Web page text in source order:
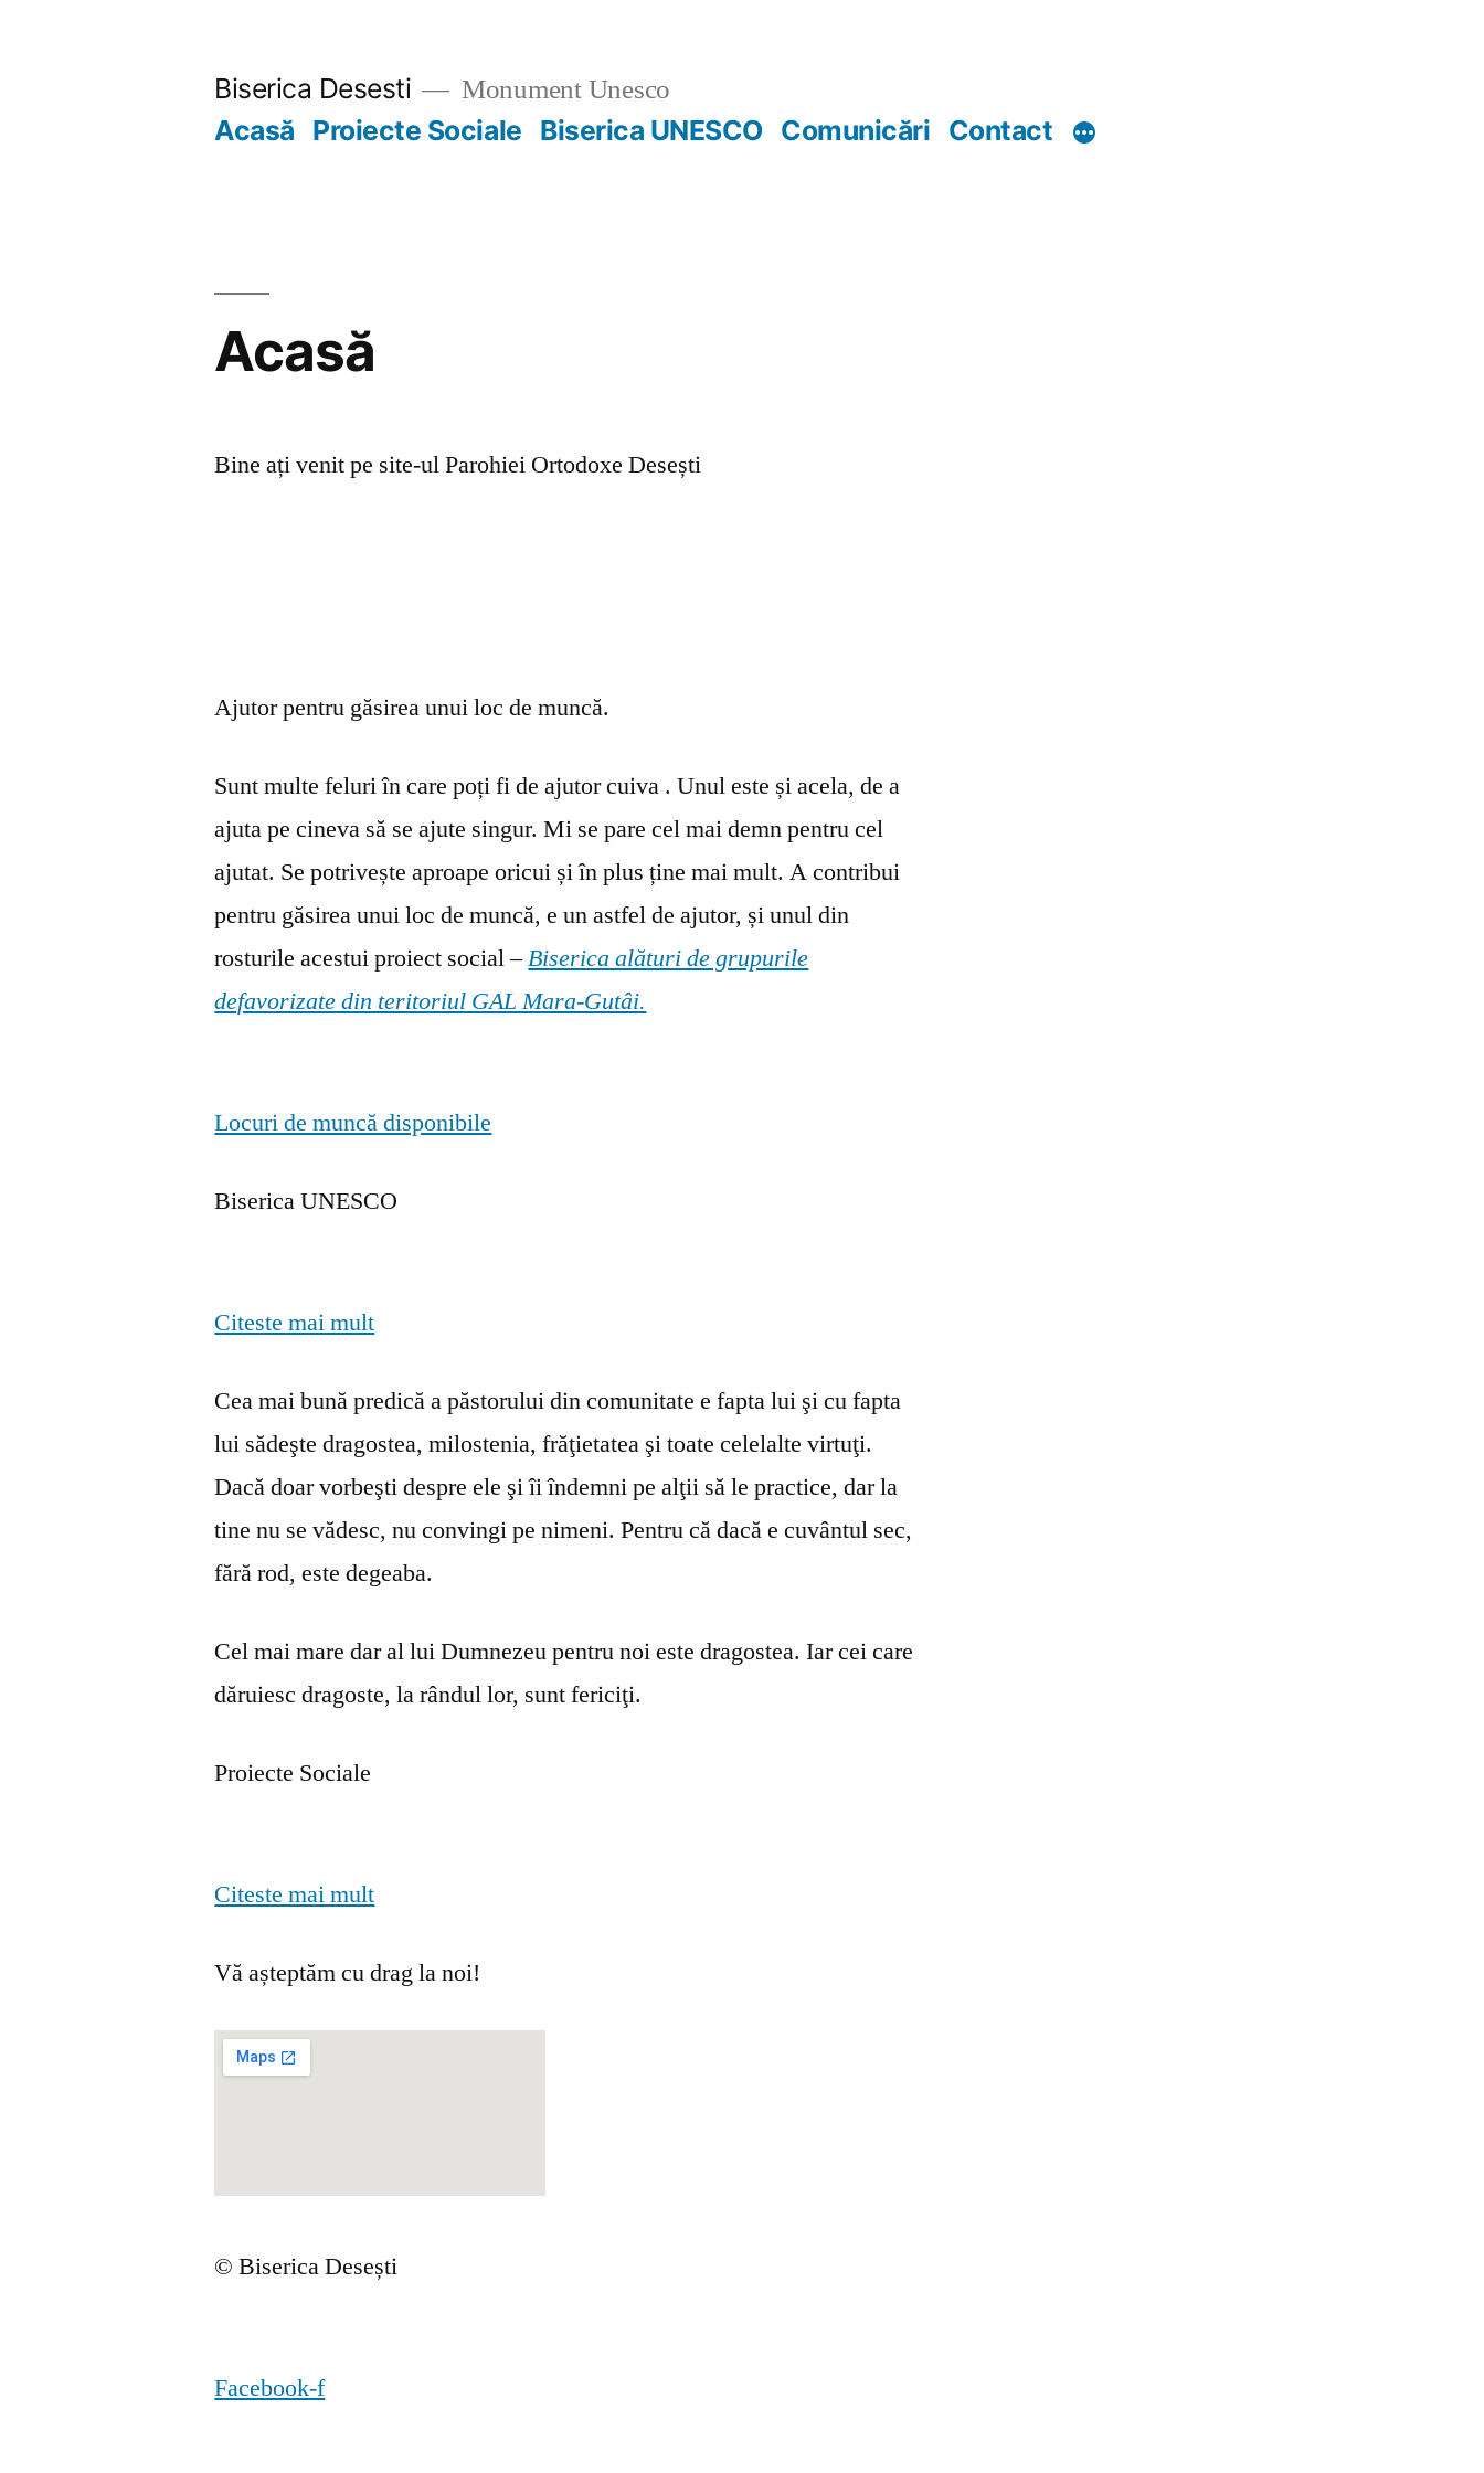
Biserica Desesti Monument Unesco
Acasă Proiecte Sociale Biserica UNESCO Comunicări Contact
Acasă
Bine ați venit pe site-ul Parohiei Ortodoxe Desești
Ajutor pentru găsirea unui loc de muncă.
Sunt multe feluri în care poți fi de ajutor cuiva . Unul este și acela, de a
ajuta pe cineva să se ajute singur. Mi se pare cel mai demn pentru cel
ajutat. Se potrivește aproape oricui și în plus ține mai mult. A contribui
pentru găsirea unui loc de muncă, e un astfel de ajutor, și unul din
rosturile acestui proiect social –Biserica alături de grupurile
defavorizate din teritoriul GAL Mara-Gutâi.
Locuri de muncă disponibile
Biserica UNESCO
Citeste mai mult
Cea mai bună predică a păstorului din comunitate e fapta lui şi cu fapta
lui sădeşte dragostea, milostenia, frăţietatea şi toate celelalte virtuţi.
Dacă doar vorbeşti despre ele şi îi îndemni pe alţii să le practice, dar la
tine nu se vă­desc, nu convingi pe nimeni. Pentru că dacă e cuvântul sec,
fără rod, este degeaba.
Cel mai mare dar al lui Dumnezeu pentru noi este dragostea. Iar cei care
dăruiesc dragoste, la rândul lor, sunt fericiţi.
Proiecte Sociale
Citeste mai mult
Vă așteptăm cu drag la noi!
© Biserica Desești
Facebook-f